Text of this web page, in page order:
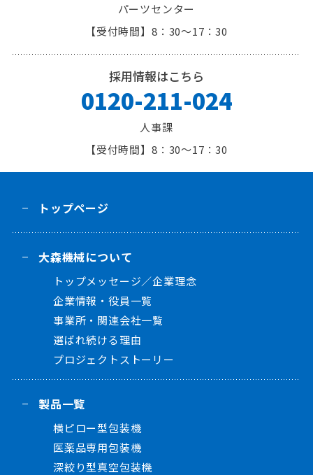
パーツセンター
8：30～17：30
採用情報はこちら
0120-211-024
人事課
8：30～17：30
トップページ
大森機械について
トップメッセージ／企業理念
企業情報・役員一覧
事業所・関連会社一覧
選ばれ続ける理由
プロジェクトストーリー
製品一覧
横ピロー型包装機
医薬品専用包装機
深絞り型真空包装機